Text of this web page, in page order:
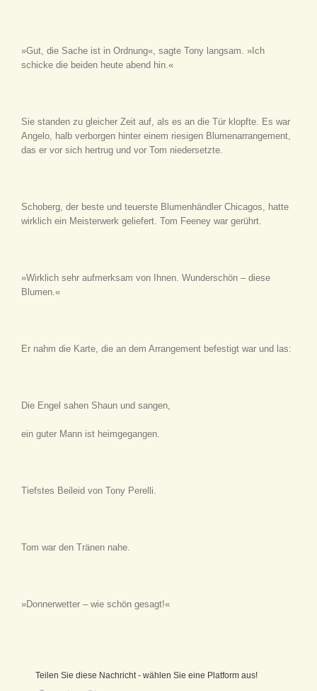
»Gut, die Sache ist in Ordnung«, sagte Tony langsam. »Ich
schicke die beiden heute abend hin.«
Sie standen zu gleicher Zeit auf, als es an die Tür klopfte. Es war
Angelo, halb verborgen hinter einem riesigen Blumenarrangement,
das er vor sich hertrug und vor Tom niedersetzte.
Schoberg, der beste und teuerste Blumenhändler Chicagos, hatte
wirklich ein Meisterwerk geliefert. Tom Feeney war gerührt.
»Wirklich sehr aufmerksam von Ihnen. Wunderschön – diese
Blumen.«
Er nahm die Karte, die an dem Arrangement befestigt war und las:
Die Engel sahen Shaun und sangen,
ein guter Mann ist heimgegangen.
Tiefstes Beileid von Tony Perelli.
Tom war den Tränen nahe.
»Donnerwetter – wie schön gesagt!«
Teilen Sie diese Nachricht - wählen Sie eine Platform aus!